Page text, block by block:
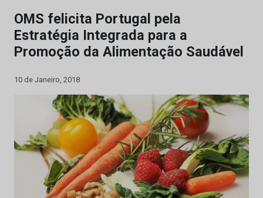
OMS felicita Portugal pela
Estratégia Integrada para a
Promoção da Alimentação Saudável
10 de Janeiro, 2018